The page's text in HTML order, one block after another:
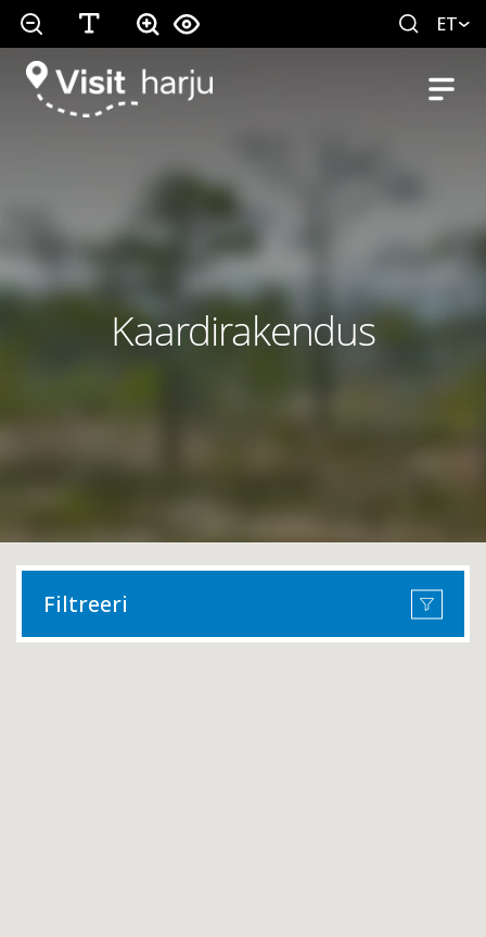
ET
Kaardirakendus
Filtreeri